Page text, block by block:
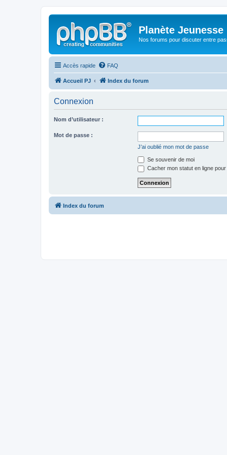
Planète Jeunesse
Nos forums pour discuter entre
Accès rapide FAQ
Accueil PJ Index du forum
Connexion
Nom d’utilisateur :
Mot de passe :
J’ai oublié mon mot de passe
Se souvenir de moi
Cacher mon statut en ligne
Index du forum